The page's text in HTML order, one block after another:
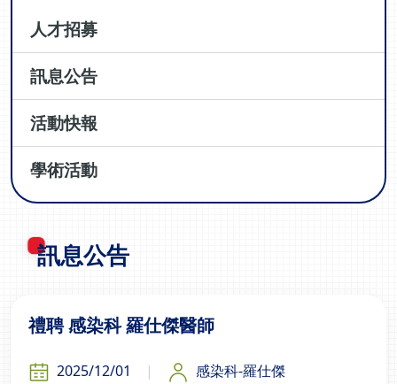
人才招募
訊息公告
活動快報
學術活動
訊息公告
禮聘 感染科 羅仕傑醫師
2025/12/01 感染科-羅仕傑